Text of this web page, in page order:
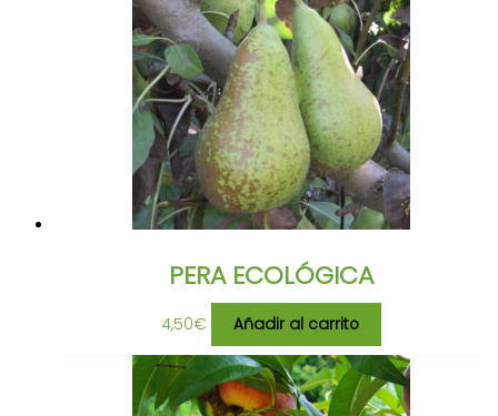
PERA ECOLÓGICA
4,50€ Añadir al carrito